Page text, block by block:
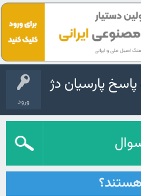
ورود
پارسیان دژ
هستند؟